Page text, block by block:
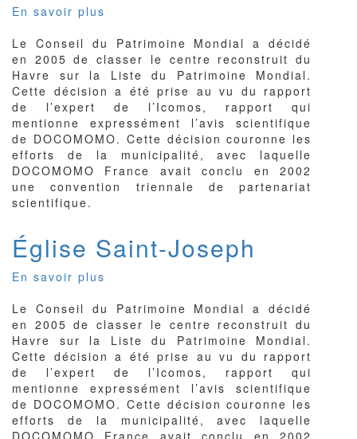
En savoir plus
paroissiale
Saint-
Michel
Le Conseil du Patrimoine Mondial a décidé
en 2005 de classer le centre reconstruit du
Havre sur la Liste du Patrimoine Mondial.
Cette décision a été prise au vu du rapport
de l’expert de l’Icomos, rapport qui
mentionne expressément l’avis scientifique
de DOCOMOMO. Cette décision couronne les
efforts de la municipalité, avec laquelle
DOCOMOMO France avait conclu en 2002
une convention triennale de partenariat
scientifique.
Église Saint-Joseph
En savoir plus
Saint-
Joseph
Le Conseil du Patrimoine Mondial a décidé
en 2005 de classer le centre reconstruit du
Havre sur la Liste du Patrimoine Mondial.
Cette décision a été prise au vu du rapport
de l’expert de l’Icomos, rapport qui
mentionne expressément l’avis scientifique
de DOCOMOMO. Cette décision couronne les
efforts de la municipalité, avec laquelle
DOCOMOMO France avait conclu en 2002